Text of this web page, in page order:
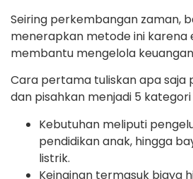
Seiring perkembangan zaman,
menerapkan metode ini karena
membantu mengelola
Cara pertama tuliskan apa saja
dan pisahkan menjadi 5
Kebutuhan meliputi
pendidikan anak, hingga
listrik.
Keinginan termasuk biaya